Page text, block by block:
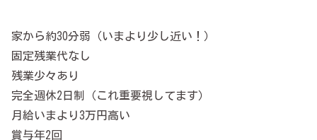
家から約30分弱（いまより少し近い！）
固定残業代なし
残業少々あり
完全週休2日制（これ重要視してます）
月給いまより3万円高い
賞与年2回